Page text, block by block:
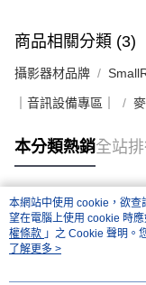
商品相關分類 (3)
攝影器材品牌
｜音訊設備專區｜
本分類熱銷全站
熱門標籤
本網站中使用 cookie，欲
望在電腦上使用 cookie 時
權條款 」之 Cookie 聲明。
用條款之 Cookie 聲明使用
了解更多 >